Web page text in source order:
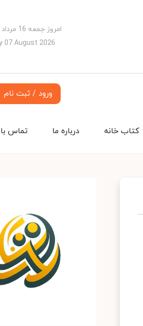
امروز جمعه 16 مرداد 1405
07 August 2026
ورود / ثبت نام
تماس با درباره ما کتاب خانه